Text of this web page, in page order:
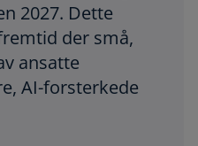
2027. Dette
der små,
ansatte
AI-forsterkede